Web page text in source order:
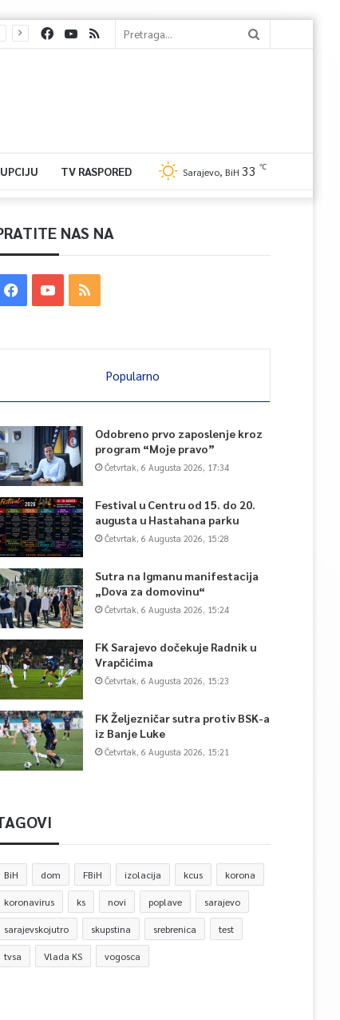
TV RASPORED Sarajevo, BiH 33 ℃
NAS NA
Popularno
Odobreno prvo zaposlenje kroz
program “Moje pravo”
Četvrtak, 6 Augusta 2026, 17:34
Festival u Centru od 15. do 20.
augusta u Hastahana parku
Četvrtak, 6 Augusta 2026, 15:28
Sutra na Igmanu manifestacija
„Dova za domovinu“
Četvrtak, 6 Augusta 2026, 15:24
FK Sarajevo dočekuje Radnik u
Vrapčićima
Četvrtak, 6 Augusta 2026, 15:23
FK Željezničar sutra protiv BSK-a
iz Banje Luke
Četvrtak, 6 Augusta 2026, 15:21
BiH dom FBiH izolacija kcus korona
koronavirus ks novi poplave sarajevo
sarajevskojutro skupstina srebrenica test
tvsa Vlada KS vogosca